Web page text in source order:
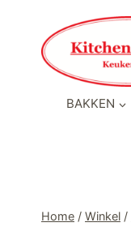
inhoud
BAKKEN
Home / Winkel /